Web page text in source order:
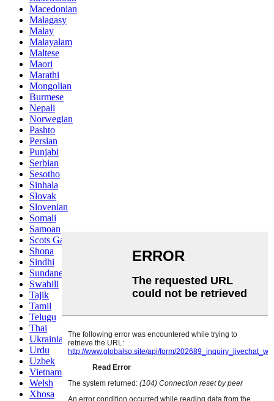
Macedonian
Malagasy
Malay
Malayalam
Maltese
Maori
Marathi
Mongolian
Burmese
Nepali
Norwegian
Pashto
Persian
Punjabi
Serbian
Sesotho
Sinhala
Slovak
Slovenian
Somali
Samoan
Scots Gaelic
Shona
Sindhi
Sundanese
Swahili
Tajik
Tamil
Telugu
Thai
Ukrainian
Urdu
Uzbek
Vietnamese
Welsh
Xhosa